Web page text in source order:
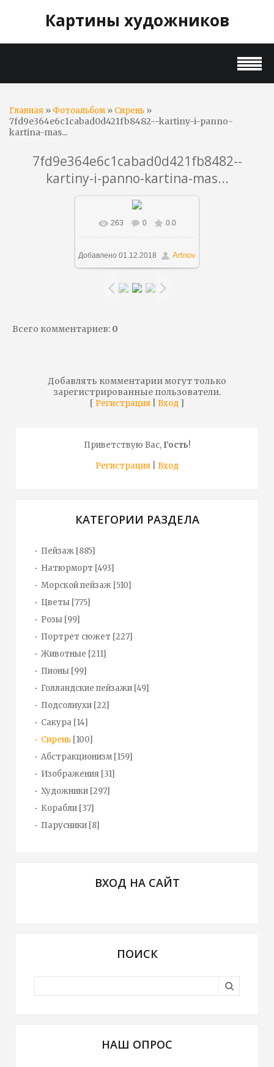
Картины художников
Главная » Фотоальбом» Сирень »
7fd9e364e6c1cabad0d421fb8482--kartiny-i-panno-
kartina-mas...
7fd9e364e6c1cabad0d421fb8482--
kartiny-i-panno-kartina-mas...
В реальном размере
1500x1125 / 259.0Kb
263 0 0.0
Добавлено 01.12.2018 Artnov
Всего комментариев: 0
Добавлять комментарии могут только
зарегистрированные пользователи.
[ Регистрация Вход ]
Приветствую Вас,Гость!
Регистрация
Вход
КАТЕГОРИИ РАЗДЕЛА
Пейзаж [885]
Натюрморт [493]
Морской пейзаж [510]
Цветы [775]
Розы [99]
Портрет сюжет [227]
Животные [211]
Пионы [99]
Голландские пейзажи [49]
Подсолнухи [22]
Сакура [14]
Сирень [100]
Абстракционизм [159]
Изображения [31]
Художники [297]
Корабли [37]
Парусники [8]
ВХОД НА САЙТ
ПОИСК
НАШ ОПРОС